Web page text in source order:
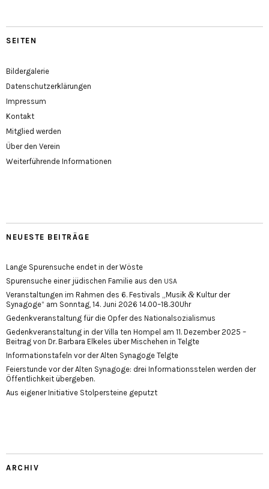
SEITEN
Bildergalerie
Datenschutzerklärungen
Impressum
Kontakt
Mitglied werden
Über den Verein
Weiterführende Informationen
NEUESTE BEITRÄGE
Lange Spurensuche endet in der Wöste
Spurensuche einer jüdischen Familie aus den USA
Veranstaltungen im Rahmen des 6. Festivals „Musik & Kultur der
Synagoge“ am Sonntag, 14. Juni 2026 14.00–18.30Uhr
Gedenkveranstaltung für die Opfer des Nationalsozialismus
Gedenkveranstaltung in der Villa ten Hompel am 11. Dezember 2025 –
Beitrag von Dr. Barbara Elkeles über Mischehen in Telgte
Informationstafeln vor der Alten Synagoge Telgte
Feierstunde vor der Alten Synagoge: drei Informationsstelen werden der
Öffentlichkeit übergeben.
Aus eigener Initiative Stolpersteine geputzt
ARCHIV